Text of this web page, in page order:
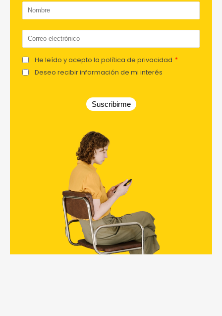
He leído y acepto la política de privacidad *
Deseo recibir información de mi interés
Suscribirme